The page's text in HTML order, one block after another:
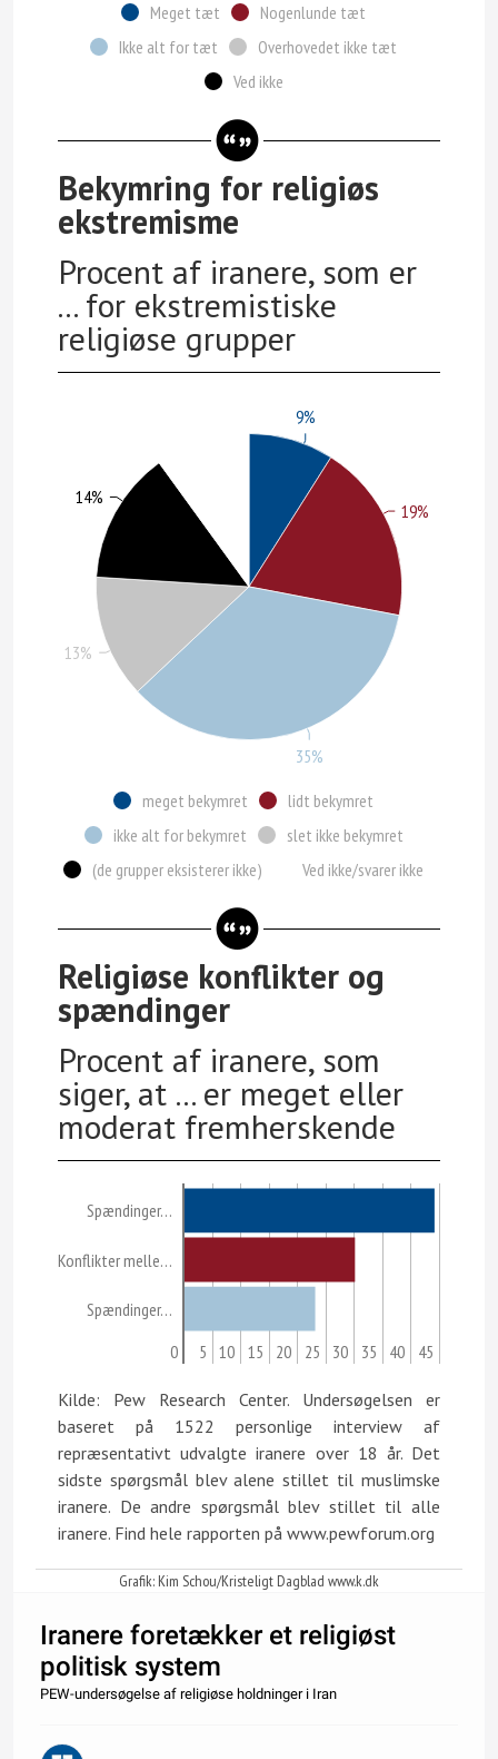
Meget tæt
Nogenlunde tæt
Ikke alt for tæt
Overhovedet ikke tæt
Ved ikke
Bekymring for religiøs
ekstremisme
Procent af iranere, som er
... for ekstremistiske
religiøse grupper
meget bekymret
lidt bekymret
ikke alt for bekymret
slet ikke bekymret
(de grupper eksisterer ikke)
Ved ikke/svarer ikke
9%
19%
35%
13%
14%
Religiøse konflikter og
spændinger
Procent af iranere, som
siger, at ... er meget eller
moderat fremherskende
Spændinger…
Konflikter melle…
Spændinger…
0 5 10 15 20 25 30 35 40 45
Kilde: Pew Research Center. Undersøgelsen er
baseret på 1522 personlige interview af
repræsentativt udvalgte iranere over 18 år. Det
sidste spørgsmål blev alene stillet til muslimske
iranere. De andre spørgsmål blev stillet til alle
iranere. Find hele rapporten på www.pewforum.org
Grafik: Kim Schou/Kristeligt Dagblad www.k.dk
Iranere foretækker et religiøst
politisk system
PEW-undersøgelse af religiøse holdninger i Iran